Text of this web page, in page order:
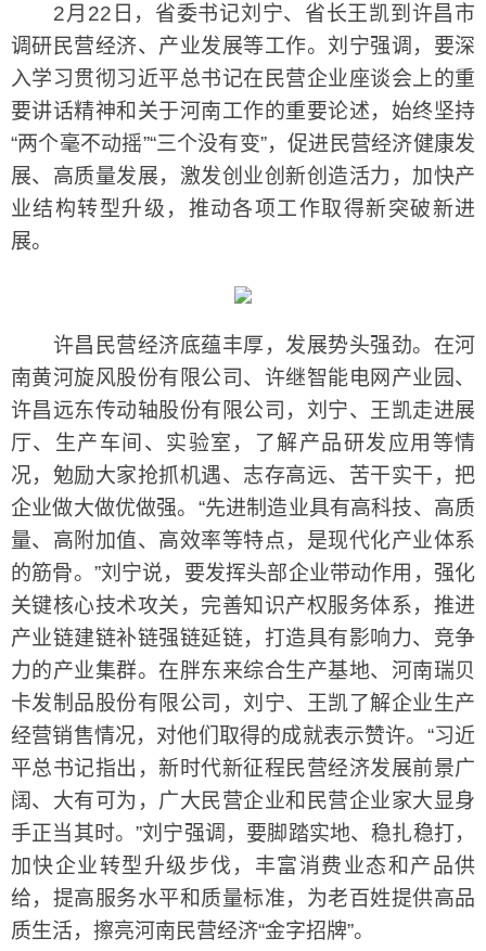
2月22日，省委书记刘宁、省长王凯到许昌市
调研民营经济、产业发展等工作。刘宁强调，要深
入学习贯彻习近平总书记在民营企业座谈会上的重
要讲话精神和关于河南工作的重要论述，始终坚持
“两个毫不动摇”“三个没有变”，促进民营经济健康发
展、高质量发展，激发创业创新创造活力，加快产
业结构转型升级，推动各项工作取得新突破新进
展。
许昌民营经济底蕴丰厚，发展势头强劲。在河
南黄河旋风股份有限公司、许继智能电网产业园、
许昌远东传动轴股份有限公司，刘宁、王凯走进展
厅、生产车间、实验室，了解产品研发应用等情
况，勉励大家抢抓机遇、志存高远、苦干实干，把
企业做大做优做强。“先进制造业具有高科技、高质
量、高附加值、高效率等特点，是现代化产业体系
的筋骨。”刘宁说，要发挥头部企业带动作用，强化
关键核心技术攻关，完善知识产权服务体系，推进
产业链建链补链强链延链，打造具有影响力、竞争
力的产业集群。在胖东来综合生产基地、河南瑞贝
卡发制品股份有限公司，刘宁、王凯了解企业生产
经营销售情况，对他们取得的成就表示赞许。“习近
平总书记指出，新时代新征程民营经济发展前景广
阔、大有可为，广大民营企业和民营企业家大显身
手正当其时。”刘宁强调，要脚踏实地、稳扎稳打，
加快企业转型升级步伐，丰富消费业态和产品供
给，提高服务水平和质量标准，为老百姓提供高品
质生活，擦亮河南民营经济“金字招牌”。